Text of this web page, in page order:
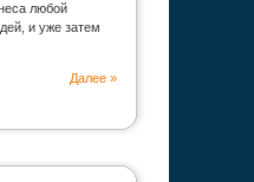
любой
и уже затем
Далее »